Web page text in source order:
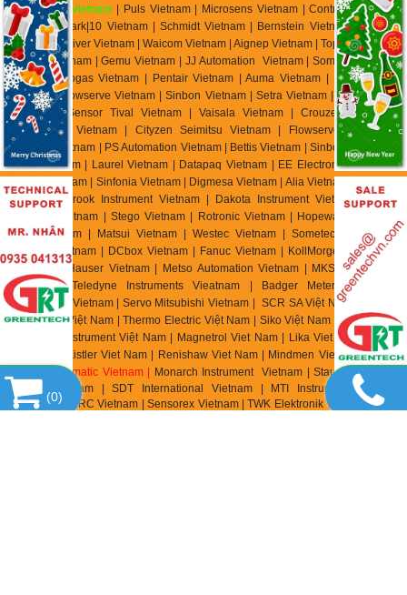
|EBMpapst Vietnam | Puls Vietnam | Microsens Vietnam | Controller Sensor
Vietnam | Mark|10 Vietnam | Schmidt Vietnam | Bernstein Vietnam | Celduc
Vietnam | Univer Vietnam | Waicom Vietnam | Aignep Vietnam | Top Air Vietnam
| Burket Vietnam |Gemu Vietnam | JJ Automation Vietnam | Somas Vietnam |
Delta Elektrogas Vietnam | Pentair Vietnam | Auma Vietnam | Sipos Artorik
Vietnam | Flowserve Vietnam | Sinbon Vietnam | Setra Vietnam | Yottacontrok
Vietnam | Sensor Tival Vietnam | Vaisala Vietnam | Crouzet Vietnam |
RheinTacho Vietnam | Cityzen Seimitsu Vietnam | Flowserve Vietnam |
Greatork Vietnam | PS Automation Vietnam | Bettis Vietnam | Sinbon Vietnam |
Setra Vietnam | Laurel Vietnam | Datapaq Vietnam | EE Electronik Vietnam |
Banico Vietnam | Sinfonia Vietnam | Digmesa Vietnam | Alia Vietnam | Flowline
Vietnam | Brook Instrument Vietnam | Dakota Instrument Vietnam | Diehl
Metering Vietnam | Stego Vietnam | Rotronic Vietnam | Hopeway Vietnam |
Beko Vietnam | Matsui Vietnam | Westec Vietnam | Sometech Vietnam |
Offshore Vietnam | DCbox Vietnam | Fanuc Vietnam | KollMorgen Vietnam |
Endress & Hauser Vietnam | Metso Automation Vietnam | MKS Instruments
Vietnam | Teledyne Instruments Vieatnam | Badger Meter Vietnam |
Hirschmann Vietnam | Servo Mitsubishi Vietnam | SCR SA Việt Nam | Biotech
Flow Meter Việt Nam | Thermo Electric Việt Nam | Siko Việt Nam | Klinger Việt
Nam | HK Instrument Việt Nam | Magnetrol Viet Nam | Lika Viet Nam | Setra
Viet Nam | Kistler Viet Nam | Renishaw Viet Nam | Mindmen Vietnam |Airtac
| Gimatic Vietnam |
Monarch Instrument Vietnam | Stauff Vietnam |
Burster Vietnam | SDT International Vietnam | MTI Instrument Vietnam
| Zhuzhou CRRC Vietnam | Sensorex Vietnam | TWK Elektronik Vietnam | ASC
(0)